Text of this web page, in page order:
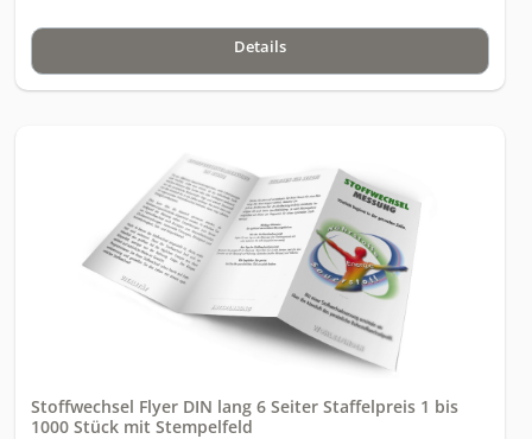
Details
Stoffwechsel Flyer DIN lang 6 Seiter Staffelpreis 1 bis
1000 Stück mit Stempelfeld